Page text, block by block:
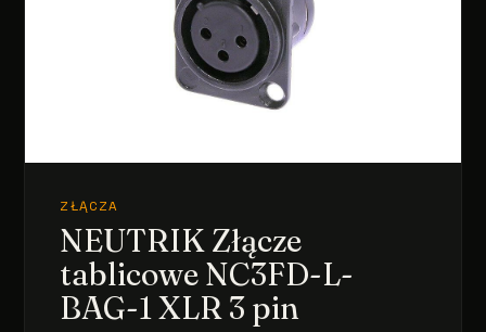
ZŁĄCZA
NEUTRIK Złącze
tablicowe NC3FD-L-
BAG-1 XLR 3 pin